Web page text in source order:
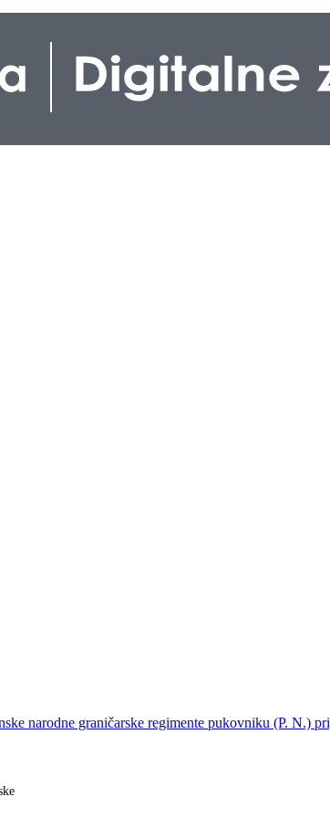
narodne graničarske regimente pukovniku (P. N.)